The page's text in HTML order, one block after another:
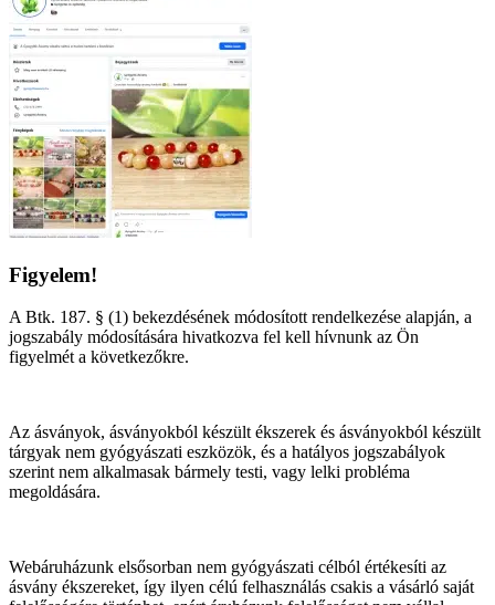
Figyelem!
A Btk. 187. § (1) bekezdésének módosított rendelkezése alapján, a
jogszabály módosítására hivatkozva fel kell hívnunk az Ön
figyelmét a következőkre.
Az ásványok, ásványokból készült ékszerek és ásványokból készült
tárgyak nem gyógyászati eszközök, és a hatályos jogszabályok
szerint nem alkalmasak bármely testi, vagy lelki probléma
megoldására.
Webáruházunk elsősorban nem gyógyászati célból értékesíti az
ásvány ékszereket, így ilyen célú felhasználás csakis a vásárló saját